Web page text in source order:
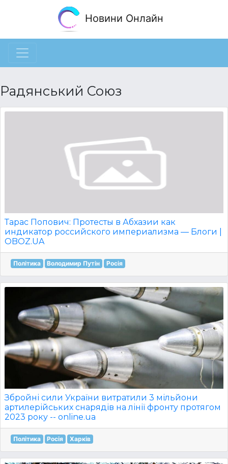
Новини Онлайн
Радянський Союз
Тарас Попович: Протесты в Абхазии как
индикатор российского империализма — Блоги |
OBOZ.UA
Політика Володимир Путін Росія
Збройні сили України витратили 3 мільйони
артилерійських снарядів на лінії фронту протягом
2023 року -- online.ua
Політика Росія Харків